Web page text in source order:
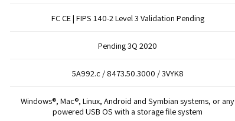
FC CE | FIPS 140-2 Level 3 Validation Pending
Pending 3Q 2020
5A992.c / 8473.50.3000 / 3VYK8
Windows®, Mac®, Linux, Android and Symbian systems, or any
powered USB OS with a storage file system